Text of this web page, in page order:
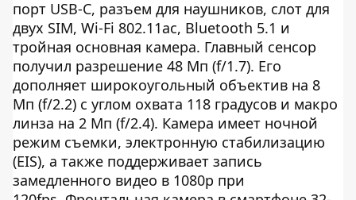
порт USB-C, разъем для наушников, слот для
двух SIM, Wi-Fi 802.11ac, Bluetooth 5.1 и
тройная основная камера. Главный сенсор
получил разрешение 48 Мп (f/1.7). Его
дополняет широкоугольный объектив на 8
Мп (f/2.2) с углом охвата 118 градусов и макро
линза на 2 Мп (f/2.4). Камера имеет ночной
режим съемки, электронную стабилизацию
(EIS), а также поддерживает запись
замедленного видео в 1080p при